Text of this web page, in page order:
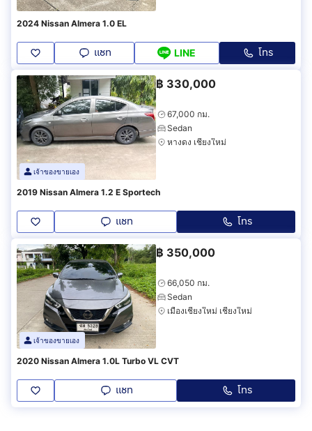
2024 Nissan Almera 1.0 EL
แชท LINE โทร
เจ้าของขายเอง
฿ 330,000
67,000 กม.
Sedan
หางดง เชียงใหม่
2019 Nissan Almera 1.2 E Sportech
แชท โทร
เจ้าของขายเอง
฿ 350,000
66,050 กม.
Sedan
เมืองเชียงใหม่ เชียงใหม่
2020 Nissan Almera 1.0L Turbo VL CVT
แชท โทร